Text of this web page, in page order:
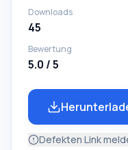
Downloads
45
Bewertung
5.0 / 5
Defekten Link